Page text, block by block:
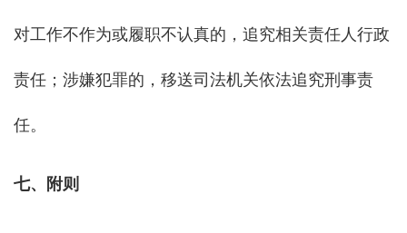
对工作不作为或履职不认真的，追究相关责任人行政
责任；涉嫌犯罪的，移送司法机关依法追究刑事责
任。
七、附则